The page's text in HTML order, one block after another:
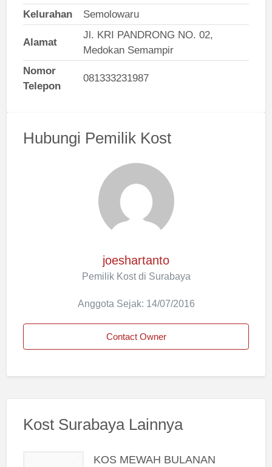
Kelurahan
Semolowaru
Alamat
Jl. KRI PANDRONG NO. 02,
Medokan Semampir
Nomor
Telepon
081333231987
Hubungi Pemilik Kost
joeshartanto
Pemilik Kost di Surabaya
Anggota Sejak: 14/07/2016
Contact Owner
Kost Surabaya Lainnya
KOS MEWAH BULANAN